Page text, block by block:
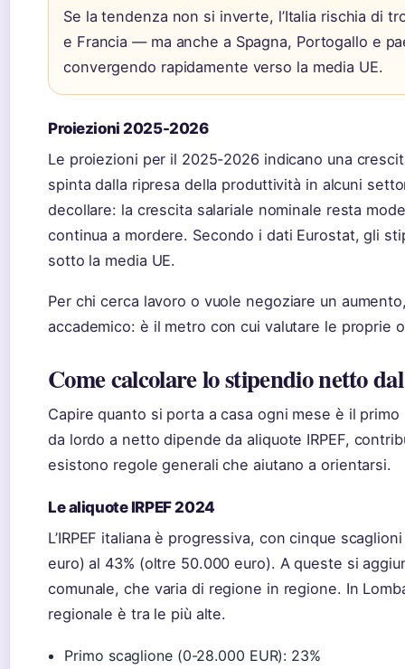
Se la tendenza non si inverte, l’Italia rischia di
e Francia — ma anche a Spagna, Portogallo e
convergendo rapidamente verso la media UE.
Proiezioni 2025-2026
Le proiezioni per il 2025-2026 indicano una
spinta dalla ripresa della produttività in alcuni
decollare: la crescita salariale nominale resta
continua a mordere. Secondo i dati Eurostat, gli
sotto la media UE.
Per chi cerca lavoro o vuole negoziare un
accademico: è il metro con cui valutare le proprie
Come calcolare lo stipendio netto
Capire quanto si porta a casa ogni mese è il
da lordo a netto dipende da aliquote IRPEF,
esistono regole generali che aiutano a orientarsi.
Le aliquote IRPEF 2024
L’IRPEF italiana è progressiva, con cinque
euro) al 43% (oltre 50.000 euro). A queste si
comunale, che varia di regione in regione. In
regionale è tra le più alte.
Primo scaglione (0-28.000 EUR): 23%